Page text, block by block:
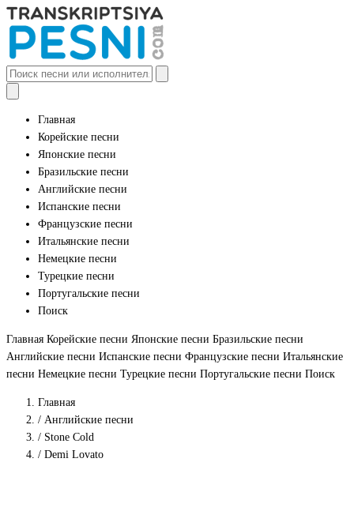
Главная
Корейские песни
Японские песни
Бразильские песни
Английские песни
Испанские песни
Французские песни
Итальянские песни
Немецкие песни
Турецкие песни
Португальские песни
Поиск
Главная Корейские песни Японские песни Бразильские песни
Английские песни Испанские песни Французские песни Итальянские
песни Немецкие песни Турецкие песни Португальские песни Поиск
Главная
/ Английские песни
/ Stone Cold
/ Demi Lovato